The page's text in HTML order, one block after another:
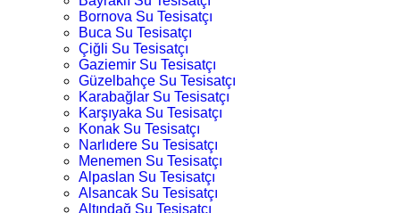
Bornova Su Tesisatçı
Buca Su Tesisatçı
Çiğli Su Tesisatçı
Gaziemir Su Tesisatçı
Güzelbahçe Su Tesisatçı
Karabağlar Su Tesisatçı
Karşıyaka Su Tesisatçı
Konak Su Tesisatçı
Narlıdere Su Tesisatçı
Menemen Su Tesisatçı
Alpaslan Su Tesisatçı
Alsancak Su Tesisatçı
Altındağ Su Tesisatçı